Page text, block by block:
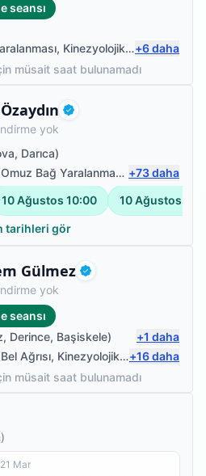
seansı
, Kinezyolojik Bantlama ,
+6daha
müsait saat bulunamadı
Doğrulanmış
yok
, Darıca)
Omuz Bağ Yaralanması ,Protez
+73daha
10 Ağustos 10:00 10 Ağustos
tarihleri gör
Gülmez Doğrulanmış
yok
seansı
, Derince, Başiskele) +1 daha
Bel Ağrısı, Kinezyolojik Bantlama +16daha
müsait saat bulunamadı
21 Mar